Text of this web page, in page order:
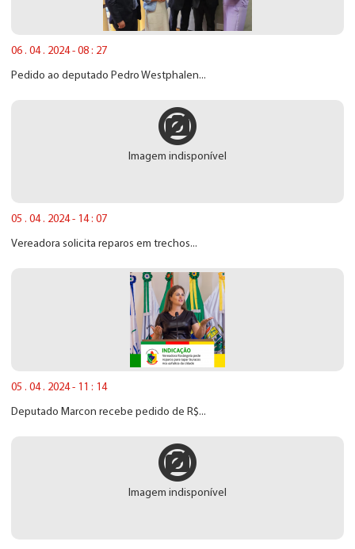
06 . 04 . 2024 - 08 : 27
Pedido ao deputado Pedro Westphalen...
Imagem indisponível
05 . 04 . 2024 - 14 : 07
Vereadora solicita reparos em trechos...
05 . 04 . 2024 - 11 : 14
Deputado Marcon recebe pedido de R$...
Imagem indisponível